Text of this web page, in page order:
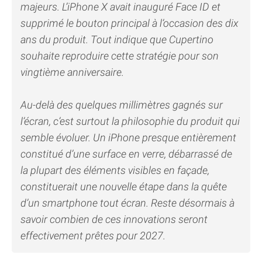
majeurs. L’iPhone X avait inauguré Face ID et
supprimé le bouton principal à l’occasion des dix
ans du produit. Tout indique que Cupertino
souhaite reproduire cette stratégie pour son
vingtième anniversaire.
Au-delà des quelques millimètres gagnés sur
l’écran, c’est surtout la philosophie du produit qui
semble évoluer. Un iPhone presque entièrement
constitué d’une surface en verre, débarrassé de
la plupart des éléments visibles en façade,
constituerait une nouvelle étape dans la quête
d’un smartphone tout écran. Reste désormais à
savoir combien de ces innovations seront
effectivement prêtes pour 2027.